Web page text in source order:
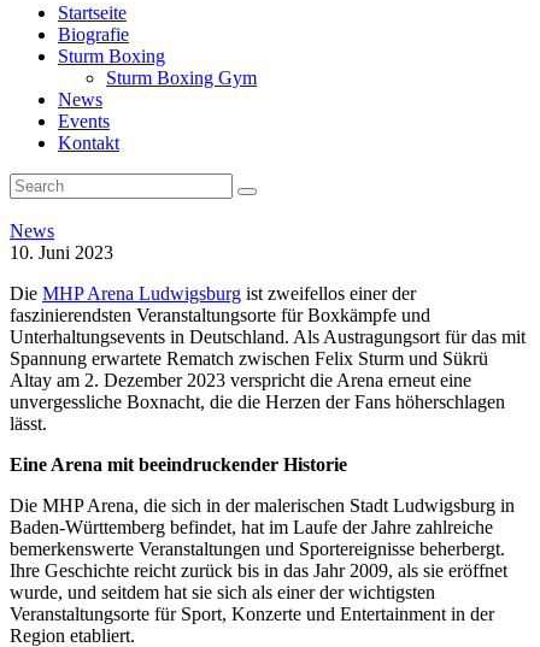
Startseite
Biografie
Sturm Boxing
Sturm Boxing Gym
News
Events
Kontakt
News
10. Juni 2023
Die MHP Arena Ludwigsburg ist zweifellos einer der
faszinierendsten Veranstaltungsorte für Boxkämpfe und
Unterhaltungsevents in Deutschland. Als Austragungsort für das mit
Spannung erwartete Rematch zwischen Felix Sturm und Sükrü
Altay am 2. Dezember 2023 verspricht die Arena erneut eine
unvergessliche Boxnacht, die die Herzen der Fans höherschlagen
lässt.
Eine Arena mit beeindruckender Historie
Die MHP Arena, die sich in der malerischen Stadt Ludwigsburg in
Baden-Württemberg befindet, hat im Laufe der Jahre zahlreiche
bemerkenswerte Veranstaltungen und Sportereignisse beherbergt.
Ihre Geschichte reicht zurück bis in das Jahr 2009, als sie eröffnet
wurde, und seitdem hat sie sich als einer der wichtigsten
Veranstaltungsorte für Sport, Konzerte und Entertainment in der
Region etabliert.